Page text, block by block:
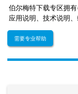
系
统
下
载
伯尔梅特下载专区拥
应用说明、技术说明、
需要专业帮助